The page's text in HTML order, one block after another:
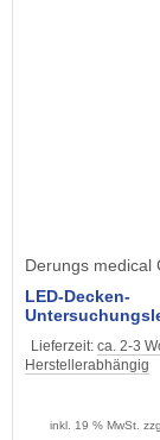
Derungs medical
LED-Decken-
Lieferzeit: ca. 2-3
Herstellerabhängig
inkl. 19 % MwSt.